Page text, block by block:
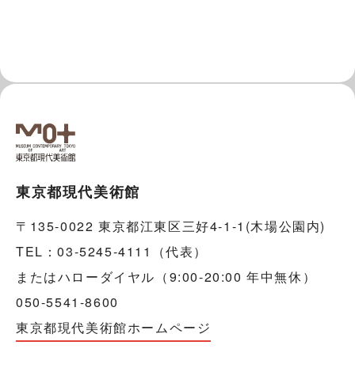
東京都現代美術館
〒135-0022 東京都江東区三好4-1-1(木場公園内)
TEL：03-5245-4111（代表）
またはハローダイヤル（9:00-20:00 年中無休）
050-5541-8600
東京都現代美術館ホームページ